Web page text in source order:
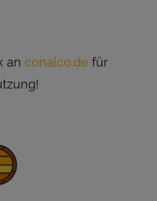
an conalco.de für